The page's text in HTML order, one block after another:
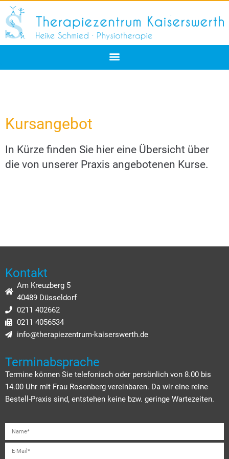
Kursangebot
In Kürze finden Sie hier eine Übersicht über
die von unserer Praxis angebotenen Kurse.
Kontakt
Am Kreuzberg 5
40489 Düsseldorf
0211 402662
0211 4056534
info@therapiezentrum-kaiserswerth.de
Terminabsprache
Termine können Sie telefonisch oder persönlich von 8.00 bis
14.00 Uhr mit Frau Rosenberg vereinbaren. Da wir eine reine
Bestell-Praxis sind, entstehen keine bzw. geringe Wartezeiten.